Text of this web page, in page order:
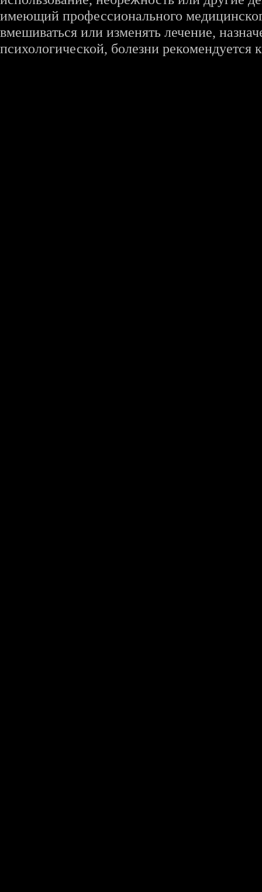
имеющий профессионального
вмешиваться или изменять лечение,
психологической, болезни рекомендуется